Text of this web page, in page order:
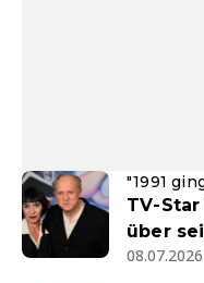
"1991
TV-
über